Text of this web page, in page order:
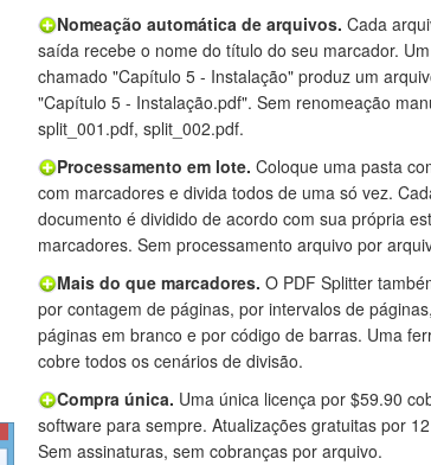
Nomeação automática de arquivos. Cada
saída recebe o nome do título do seu marcador.
chamado "Capítulo 5 - Instalação" produz um
"Capítulo 5 - Instalação.pdf". Sem renomeação
split_001.pdf, split_002.pdf.
Processamento em lote. Coloque uma pasta
com marcadores e divida todos de uma só vez.
documento é dividido de acordo com sua própria
marcadores. Sem processamento arquivo por
Mais do que marcadores. O PDF Splitter
por contagem de páginas, por intervalos de
páginas em branco e por código de barras. Uma
cobre todos os cenários de divisão.
Compra única. Uma única licença por $59.90
software para sempre. Atualizações gratuitas por
Sem assinaturas, sem cobranças por arquivo.